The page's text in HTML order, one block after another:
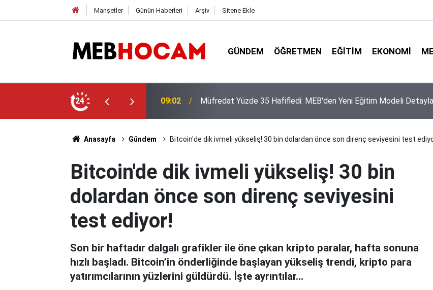
Manşetler Günün Haberleri Arşiv Sitene Ekle
GÜNDEM ÖĞRETMEN EĞITIM EKONOMI
24
Yeni Eğitim Modeli Detayları 23:01
Okul Müdürlüklerine Özel Nakil Dönemi Rehberi: İş ve İşlemlerde
Noktaları
Anasayfa Gündem Bitcoin'de dik ivmeli yükseliş! 30 bin dolardan önce son direnç seviyesini test
Bitcoin'de dik ivmeli yükseliş! 30 bin
dolardan önce son direnç seviyesini
test ediyor!
Son bir haftadır dalgalı grafikler ile öne çıkan kripto paralar, hafta sonuna
hızlı başladı. Bitcoin’in önderliğinde başlayan yükseliş trendi, kripto para
yatırımcılarının yüzlerini güldürdü. İşte ayrıntılar…